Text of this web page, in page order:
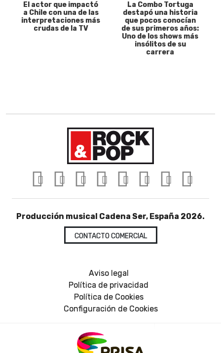
El actor que impactó
a Chile con una de las
interpretaciones más
crudas de la TV
La Combo Tortuga
destapó una historia
que pocos conocían
de sus primeros años:
Uno de los shows más
insólitos de su
carrera
Producción musical Cadena Ser, España 2026.
CONTACTO COMERCIAL
Aviso legal
Política de privacidad
Política de Cookies
Configuración de Cookies